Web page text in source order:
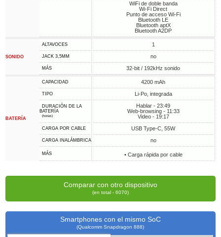
WiFi de doble banda
Wi-Fi Direct
Punto de acceso Wi-Fi
Bluetooth LE
Bluetooth aptX
Bluetooth A2DP
SONIDO
ALTAVOCES 1
JACK 3,5MM no
MÁS 32-bit / 192kHz sonido
BATERÍA
CAPACIDAD 4200 mAh
TIPO Li-Po, integrada
DURACIÓN DE LA
BATERÍA
(horas)
Hablar - 23:49
Web-browsing - 11:33
Video - 19:17
CARGA POR CABLE USB Type-C, 55W
CARGA INALÁMBRICA no
MÁS • Carga rápida por cable
Comparar con otro dispositivo
(en total - 6070)
Smartphones con el mismo SoC
(Qualcomm Snapdragon 888)